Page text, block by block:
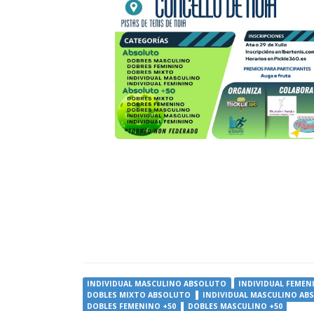
INDIVIDUAL MASCULINO ABSOLUTO
INDIVIDUAL
DOBLES MIXTO ABSOLUTO
INDIVIDUAL MASCULINO
DOBLES FEMENINO +50
DOBLES MASCULINO +50